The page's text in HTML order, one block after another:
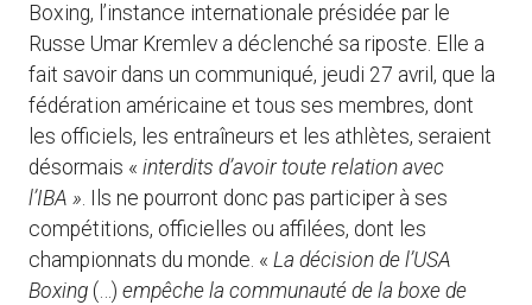
Boxing, l’instance internationale présidée par le
Russe Umar Kremlev a déclenché sa riposte. Elle a
fait savoir dans un communiqué, jeudi 27 avril, que la
fédération américaine et tous ses membres, dont
les officiels, les entraîneurs et les athlètes, seraient
désormais « interdits d’avoir toute relation avec
l’IBA ». Ils ne pourront donc pas participer à ses
compétitions, officielles ou affilées, dont les
championnats du monde. « La décision de l’USA
Boxing (…) empêche la communauté de la boxe de